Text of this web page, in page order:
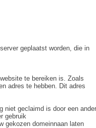
geplaatst worden, die in
te bereiken is. Zoals
adres te hebben. Dit adres
niet geclaimd is door een ander
gebruik
gekozen domeinnaan laten